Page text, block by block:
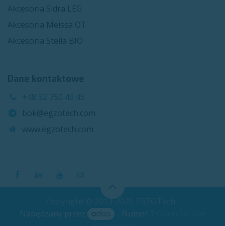
Akcesoria Sidra LEG
Akcesoria Meissa OT
Akcesoria Stella BIO
+48 32 750 49 45
bok@egzotech.com
www.egzotech.com
Copyright © 2013-2025 EGZOTech
Napędzany przez
- Numer 1